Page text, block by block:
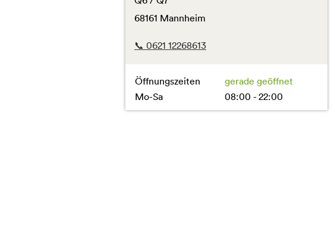
68161 Mannheim
📞 0621 12268613
Öffnungszeiten
gerade geöffnet
Mo-Sa
08:00 - 22:00